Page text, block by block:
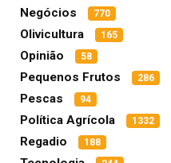
Negócios 770
Olivicultura 165
Opinião 58
Pequenos Frutos 286
Pescas 94
Política Agrícola 1332
Regadio 188